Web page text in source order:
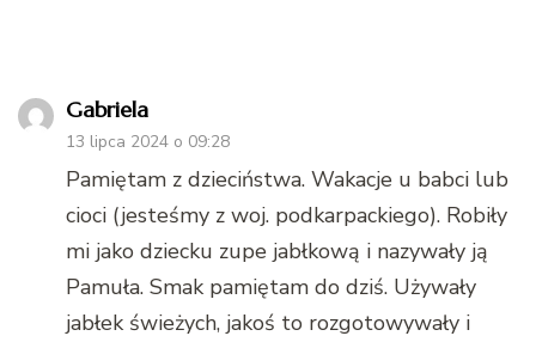
Gabriela
13 lipca 2024 o 09:28
Pamiętam z dzieciństwa. Wakacje u babci lub
cioci (jesteśmy z woj. podkarpackiego). Robiły
mi jako dziecku zupe jabłkową i nazywały ją
Pamuła. Smak pamiętam do dziś. Używały
jabłek świeżych, jakoś to rozgotowywały i